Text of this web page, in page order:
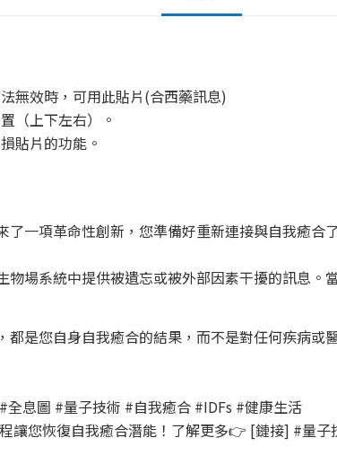
無效時，可用此貼片(合西藥訊息)
（上下左右）。
貼片的功能。
一項革命性創新，您準備好重新連接與自我癒合
場系統中提供被遺忘或被外部因素干擾的訊息。
都是您自身自我癒合的結果，而不是對任何疾病
息圖 #量子技術 #自我癒合 #IDFs #健康生活
讓您恢復自我癒合潛能！了解更多👉 [鏈接] #量子